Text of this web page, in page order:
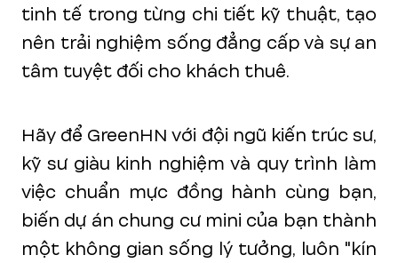
tinh tế trong từng chi tiết kỹ thuật, tạo
nên trải nghiệm sống đẳng cấp và sự an
tâm tuyệt đối cho khách thuê.
Hãy để GreenHN với đội ngũ kiến trúc sư,
kỹ sư giàu kinh nghiệm và quy trình làm
việc chuẩn mực đồng hành cùng bạn,
biến dự án chung cư mini của bạn thành
một không gian sống lý tưởng, luôn "kín